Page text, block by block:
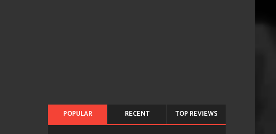
POPULAR RECENT TOP REVIEWS